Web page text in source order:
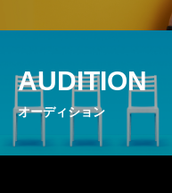
AUDITION
オーディション